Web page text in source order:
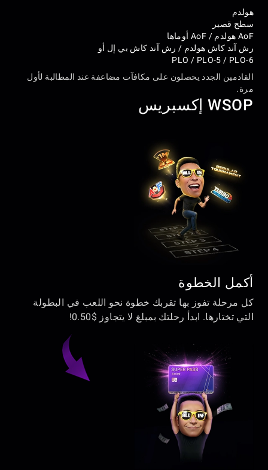
هولدم
سطح قصير
AoF هولدم / AoF أوماها
رش آند كاش هولدم / رش آند كاش بي إل أو
PLO / PLO-5 / PLO-6
القادمين الجدد يحصلون على مكافآت مضاعفة عند المطالبة لأول
مرة.
WSOP إكسبريس
أكمل الخطوة
كل مرحلة تفوز بها تقربك خطوة نحو اللعب في البطولة
التي تختارها. ابدأ رحلتك بمبلغ لا يتجاوز $0.50!